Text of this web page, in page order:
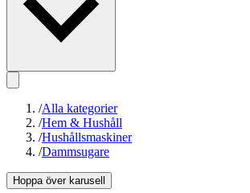
/Alla kategorier
/Hem & Hushåll
/Hushållsmaskiner
/Dammsugare
Hoppa över karusell